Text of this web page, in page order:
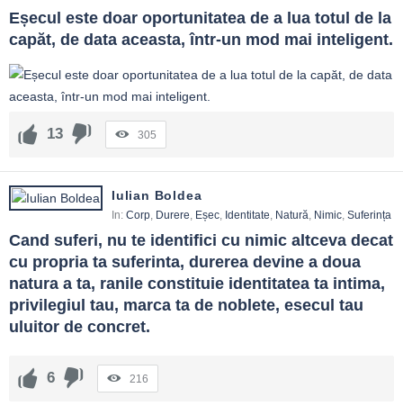
Eșecul este doar oportunitatea de a lua totul de la
capăt, de data aceasta, într-un mod mai inteligent.
13 305
Iulian Boldea
In: Corp, Durere, Eșec, Identitate, Natură, Nimic, Suferința
Cand suferi, nu te identifici cu nimic altceva decat
cu propria ta suferinta, durerea devine a doua
natura a ta, ranile constituie identitatea ta intima,
privilegiul tau, marca ta de noblete, esecul tau
uluitor de concret.
6 216